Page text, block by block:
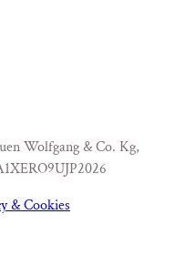
Wolfgang & Co. Kg,
2026
& Cookies